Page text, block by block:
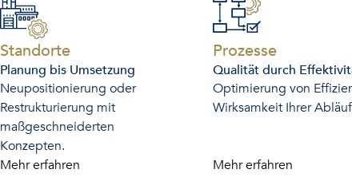
Standorte-
Planung bis Umsetzung
Neupositionierung oder
Restrukturierung mit
maßgeschneiderten
Konzepten.
Mehr erfahren
Prozesse-
Qualität durch
Optimierung von
Wirksamkeit Ihrer
Mehr erfahren